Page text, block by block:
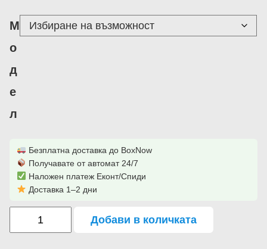
М
о
д
е
л
Безплатна доставка до BoxNow
Получавате от автомат 24/7
Наложен платеж Еконт/Спиди
Доставка 1–2 дни
Добави в количката